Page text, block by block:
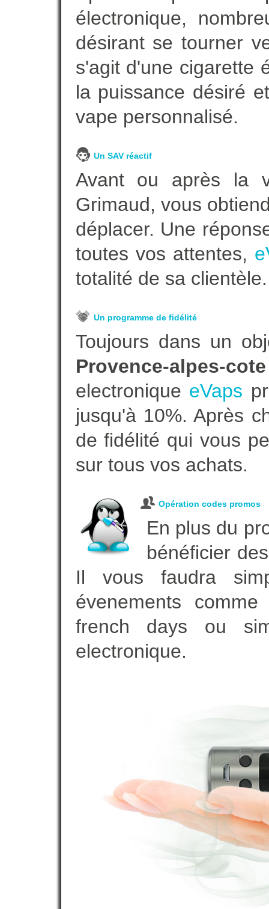
électronique,
désirant se tourner
s'agit d'une cigarette
la puissance désiré
vape personnalisé.
Un SAV réactif
Avant ou après la
Grimaud, vous
déplacer. Une
toutes vos attentes,
totalité de sa clientèle.
Un programme de fidélité
Toujours dans un
Provence-alpes-
electronique eVaps
jusqu'à 10%. Après
de fidélité qui vous
sur tous vos achats.
Opération codes promos
En plus du
bénéficier
Il vous faudra
évenements
french days ou
electronique.